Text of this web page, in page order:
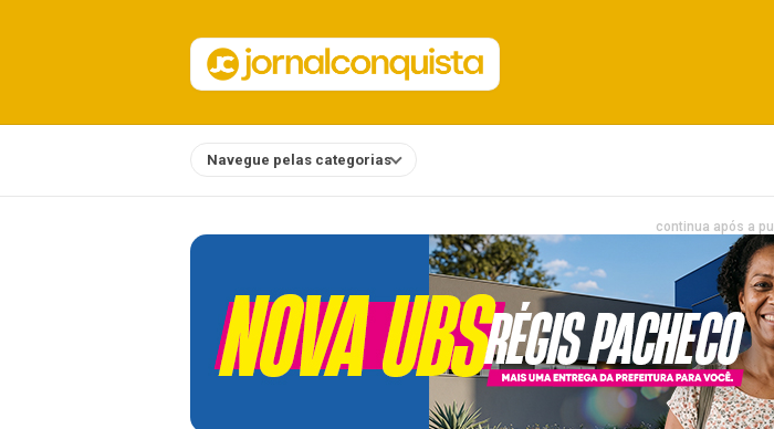
Navegue pelas categorias
continua após a